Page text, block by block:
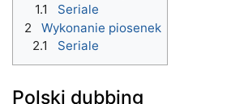
1.1
Seriale
2
Wykonanie piosenek
2.1
Seriale
Polski dubbing